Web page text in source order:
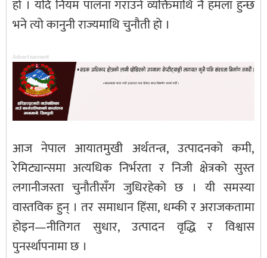
हो । यदि नियम पालना गराउने व्यक्तिमाथि नै हमला हुन्छ
भने त्यो कानुनी राज्यमाथि चुनौती हो ।
Advertisement
आज नेपाल आयातमुखी अर्थतन्त्र, उत्पादनको कमी,
रेमिट्यान्समा अत्यधिक निर्भरता र निजी क्षेत्रको सुस्त
लगानीजस्ता चुनौतीसँग जुधिरहेको छ । यी समस्या
वास्तविक हुन् । तर समाधान हिंसा, धम्की र अराजकतामा
होइन—नीतिगत सुधार, उत्पादन वृद्धि र विश्वास
पुनर्स्थापनामा छ ।